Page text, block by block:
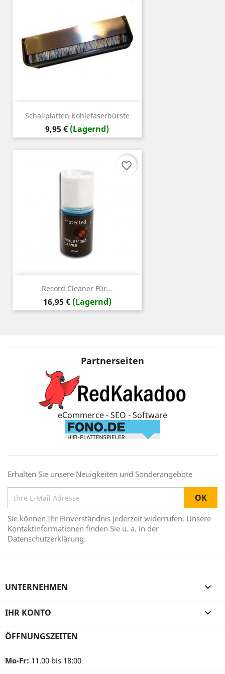
Schallplatten Kohlefaserbürste
Preis
9,95 € (Lagernd)
Record Cleaner Für...
Preis
16,95 € (Lagernd)
favorite_border
Partnerseiten
eCommerce - SEO - Software
Erhalten Sie unsere Neuigkeiten und Sonderangebote
Sie können Ihr Einverständnis jederzeit widerrufen. Unsere
Kontaktinformationen finden Sie u. a. in der
Datenschutzerklärung.
UNTERNEHMEN 
IHR KONTO 
ÖFFNUNGSZEITEN
Mo-Fr: 11.00 bis 18:00